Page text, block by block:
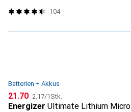
104
Batterien + Akkus
CHF
21.70 CHF
2.17/1Stk.
Energizer Ultimate Lithium Micro